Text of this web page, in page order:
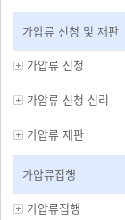
가압류 신청 및 재판
가압류 신청
가압류 신청 심리
가압류 재판
가압류집행
가압류집행